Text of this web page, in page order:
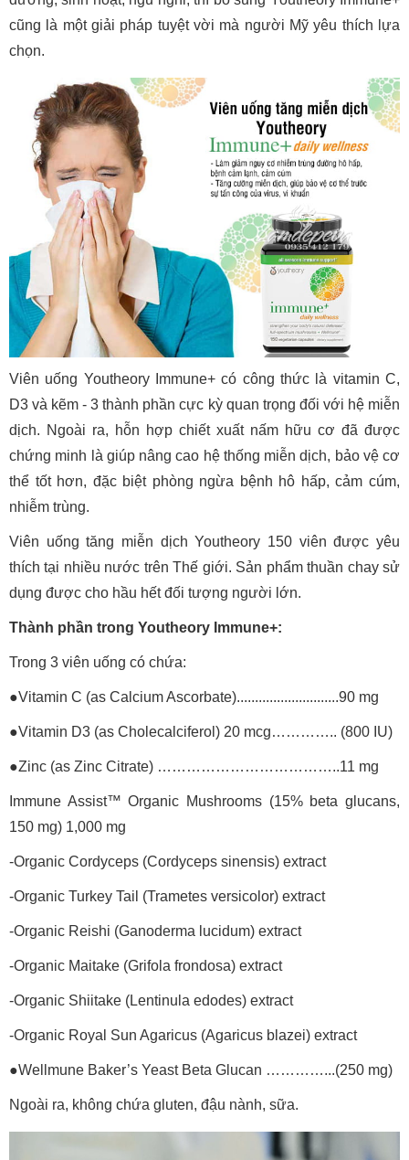
cũng là một giải pháp tuyệt vời mà người Mỹ yêu thích lựa
chọn.
Viên uống Youtheory Immune+ có công thức là vitamin C,
D3 và kẽm - 3 thành phần cực kỳ quan trọng đối với hệ miễn
dịch. Ngoài ra, hỗn hợp chiết xuất nấm hữu cơ đã được
chứng minh là giúp nâng cao hệ thống miễn dịch, bảo vệ cơ
thể tốt hơn, đặc biệt phòng ngừa bệnh hô hấp, cảm cúm,
nhiễm trùng.
Viên uống tăng miễn dịch Youtheory 150 viên được yêu
thích tại nhiều nước trên Thế giới. Sản phẩm thuần chay sử
dụng được cho hầu hết đối tượng người lớn.
Thành phần trong Youtheory Immune+:
Trong 3 viên uống có chứa:
●Vitamin C (as Calcium Ascorbate)............................90 mg
●Vitamin D3 (as Cholecalciferol) 20 mcg………….. (800 IU)
●Zinc (as Zinc Citrate) ………………………………..11 mg
Immune Assist™ Organic Mushrooms (15% beta glucans,
150 mg) 1,000 mg
-Organic Cordyceps (Cordyceps sinensis) extract
-Organic Turkey Tail (Trametes versicolor) extract
-Organic Reishi (Ganoderma lucidum) extract
-Organic Maitake (Grifola frondosa) extract
-Organic Shiitake (Lentinula edodes) extract
-Organic Royal Sun Agaricus (Agaricus blazei) extract
●Wellmune Baker’s Yeast Beta Glucan …………...(250 mg)
Ngoài ra, không chứa gluten, đậu nành, sữa.